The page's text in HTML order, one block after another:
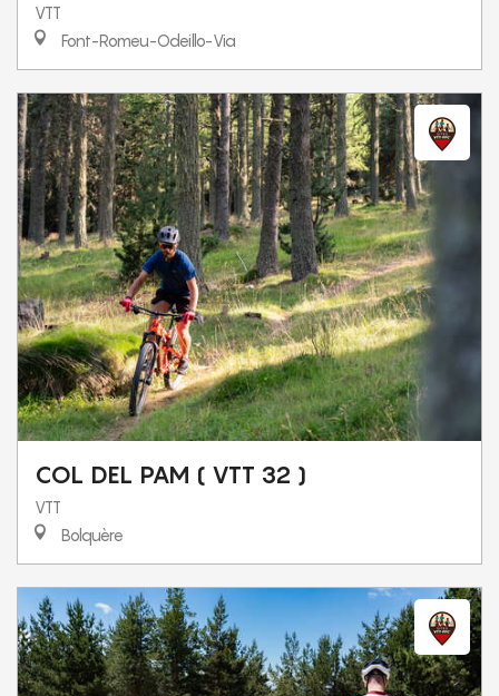
VTT
Font-Romeu-Odeillo-Via
COL DEL PAM ( VTT 32 )
VTT
Bolquère